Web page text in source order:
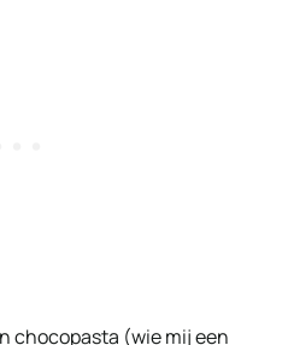
chocopasta (wie mij een